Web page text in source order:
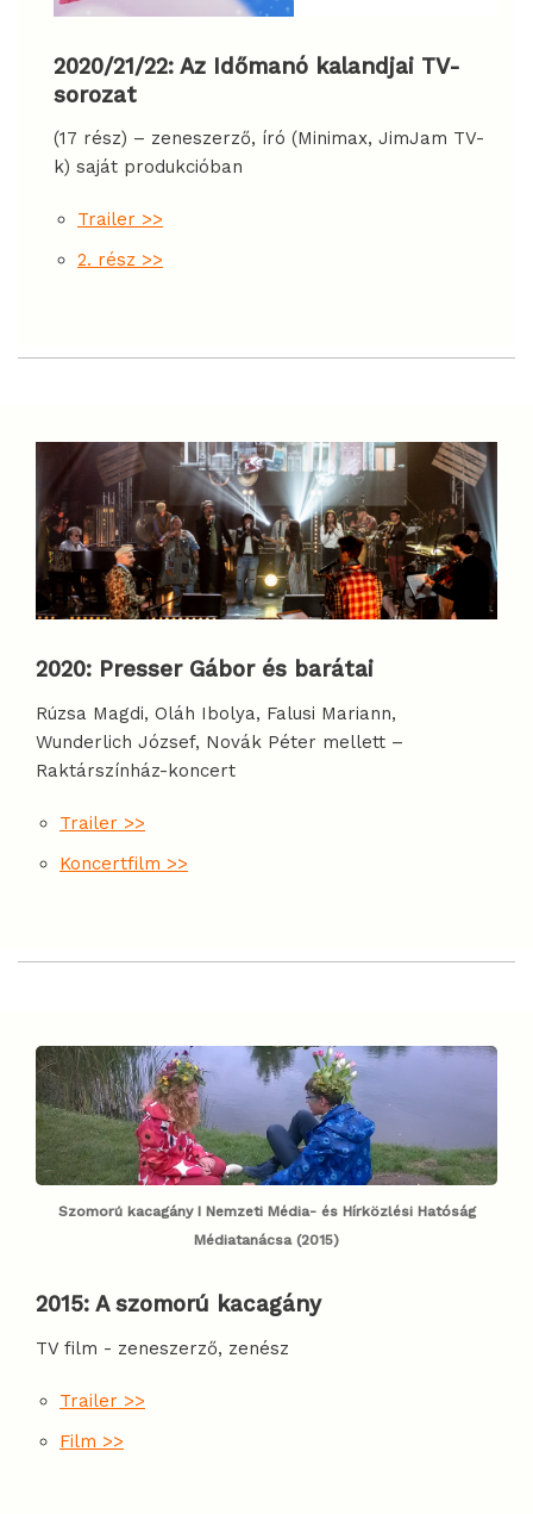
2020/21/22: Az Időmanó kalandjai TV-
sorozat
(17 rész) – zeneszerző, író (Minimax, JimJam TV-
k) saját produkcióban
Trailer >>
2. rész >>
2020: Presser Gábor és barátai
Rúzsa Magdi, Oláh Ibolya, Falusi Mariann,
Wunderlich József, Novák Péter mellett –
Raktárszínház-koncert
Trailer >>
Koncertfilm >>
Szomorú kacagány I Nemzeti Média- és Hírközlési Hatóság
Médiatanácsa (2015)
2015: A szomorú kacagány
TV film - zeneszerző, zenész
Trailer >>
Film >>